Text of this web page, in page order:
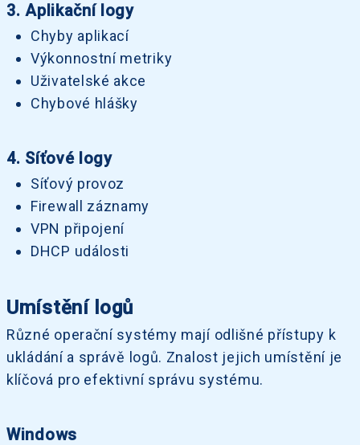
3. Aplikační logy
Chyby aplikací
Výkonnostní metriky
Uživatelské akce
Chybové hlášky
4. Síťové logy
Síťový provoz
Firewall záznamy
VPN připojení
DHCP události
Umístění logů
Různé operační systémy mají odlišné přístupy k
ukládání a správě logů. Znalost jejich umístění je
klíčová pro efektivní správu systému.
Windows